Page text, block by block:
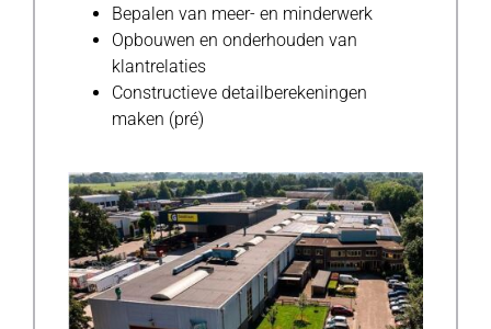
Bepalen van meer- en minderwerk
Opbouwen en onderhouden van
klantrelaties
Constructieve detailberekeningen
maken (pré)